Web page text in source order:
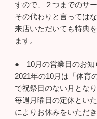
すので、２つまでのサ
その代わりと言っては
来店いただいても特典
ます。
● 10月の営業日のお知
2021年の10月は「体育
で祝祭日のない月となり
毎週月曜日の定休とい
によりお休みをいただき